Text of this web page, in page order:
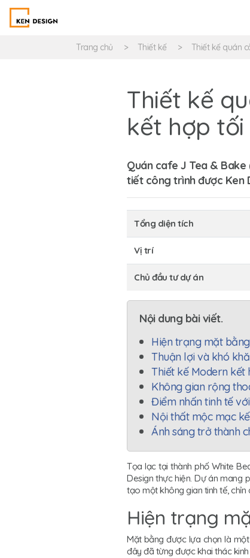
Trang chủ Thiết kế Thiết kế quán
Thiết kế
kết hợp tối
Quán cafe J Tea &
tiết công trình được Ken
Tổng diện tích
Vị trí
Chủ đầu tư dự án
Nội dung bài viết.
Hiện trạng mặt
Thuận lợi và khó
Thiết kế Modern kết
Không gian rộng
Điểm nhấn tinh tế
Nội thất mộc mạc
Ánh sáng trở thành
Tọa lạc tại thành phố White
Design thực hiện. Dự án mang
tạo một không gian tinh tế, chỉn
Hiện trạng
Mặt bằng được lựa chọn là
đây đã từng được khai thác